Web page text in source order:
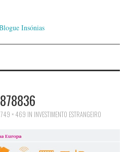
878836
749 × 469 IN INVESTIMENTO ESTRANGEIRO